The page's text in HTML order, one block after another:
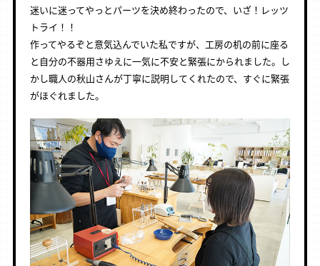
迷いに迷ってやっとパーツを決め終わったので、いざ！レッツ
トライ！！
作ってやるぞと意気込んでいた私ですが、工房の机の前に座る
と自分の不器用さゆえに一気に不安と緊張にかられました。し
かし職人の秋山さんが丁寧に説明してくれたので、すぐに緊張
がほぐれました。